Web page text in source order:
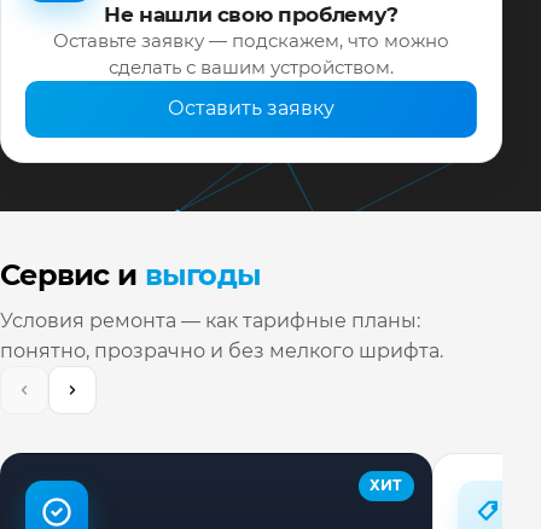
Не нашли свою проблему?
Оставьте заявку — подскажем, что можно
сделать с вашим устройством.
Оставить заявку
Сервис и выгоды
Условия ремонта — как тарифные планы:
понятно, прозрачно и без мелкого шрифта.
ХИТ